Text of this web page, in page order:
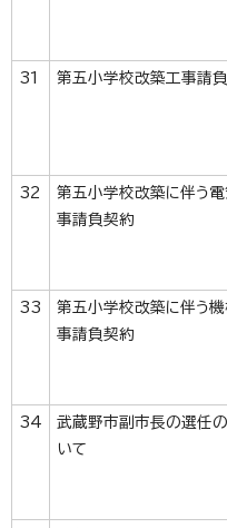
31 第五小学校改築工事請
32
第五小学校改築に伴う
事請負契約
33
第五小学校改築に伴う
事請負契約
34
武蔵野市副市長の選任
いて